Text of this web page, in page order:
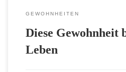
GEWOHNHEITEN
Diese Gewohnheit
Leben